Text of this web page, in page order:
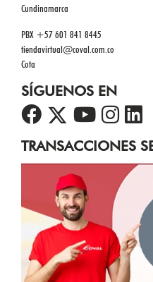
Cundinamarca
PBX +57 601 841 8445
tiendavirtual@coval.com.co
Cota
SÍGUENOS EN
TRANSACCIONES